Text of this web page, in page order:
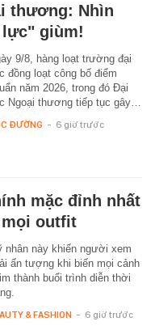
thương: Nhìn
lực" giùm!
9/8, hàng loạt trường đại
đồng loạt công bố điểm
năm 2026, trong đó Đại
Ngoại thương tiếp tục gây…
ĐƯỜNG - 6 giờ trước
mặc đỉnh nhất
mọi outfit
nhân này khiến người xem
ấn tượng khi biến mọi cảnh
thành buổi trình diễn thời
& FASHION - 6 giờ trước